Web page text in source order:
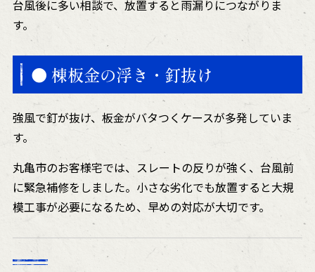
台風後に多い相談で、放置すると雨漏りにつながりま
す。
● 棟板金の浮き・釘抜け
強風で釘が抜け、板金がバタつくケースが多発していま
す。
丸亀市のお客様宅では、スレートの反りが強く、台風前
に緊急補修をしました。小さな劣化でも放置すると大規
模工事が必要になるため、早めの対応が大切です。